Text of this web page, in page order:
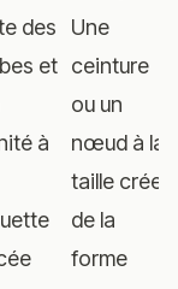
des
et
à
Une
ceinture
ou un
nœud à la
taille crée
de la
forme